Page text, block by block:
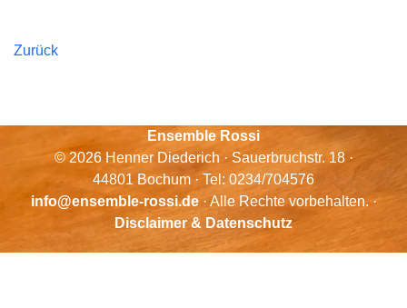
Zurück
Ensemble Rossi
© 2026 Henner Diederich · Sauerbruchstr. 18 ·
44801 Bochum · Tel: 0234/704576
info@ensemble-rossi.de· Alle Rechte vorbehalten. ·
Disclaimer & Datenschutz